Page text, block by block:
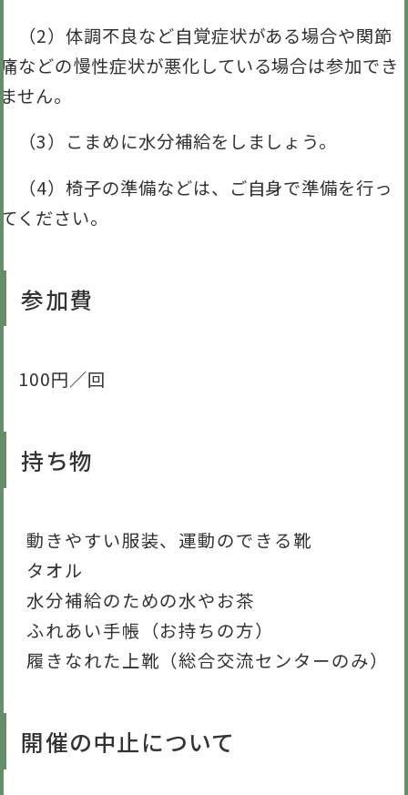
（2）体調不良など自覚症状がある場合や関節
痛などの慢性症状が悪化している場合は参加でき
ません。
（3）こまめに水分補給をしましょう。
（4）椅子の準備などは、ご自身で準備を行っ
てください。
参加費
100円／回
持ち物
動きやすい服装、運動のできる靴
タオル
水分補給のための水やお茶
ふれあい手帳（お持ちの方）
履きなれた上靴（総合交流センターのみ）
開催の中止について